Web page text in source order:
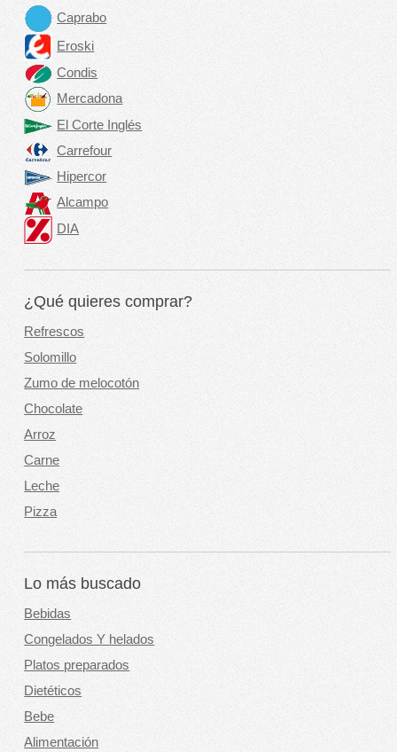
Caprabo
Eroski
Condis
Mercadona
El Corte Inglés
Carrefour
Hipercor
Alcampo
DIA
¿Qué quieres comprar?
Refrescos
Solomillo
Zumo de melocotón
Chocolate
Arroz
Carne
Leche
Pizza
Lo más buscado
Bebidas
Congelados Y helados
Platos preparados
Dietéticos
Bebe
Alimentación